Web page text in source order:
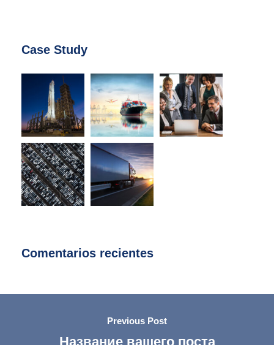
Case Study
Comentarios recientes
Previous Post
Название вашего поста